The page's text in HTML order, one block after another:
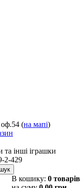
оф.54 (на мапі)
та інші іграшки
2-429
В кошику: 0 товарів